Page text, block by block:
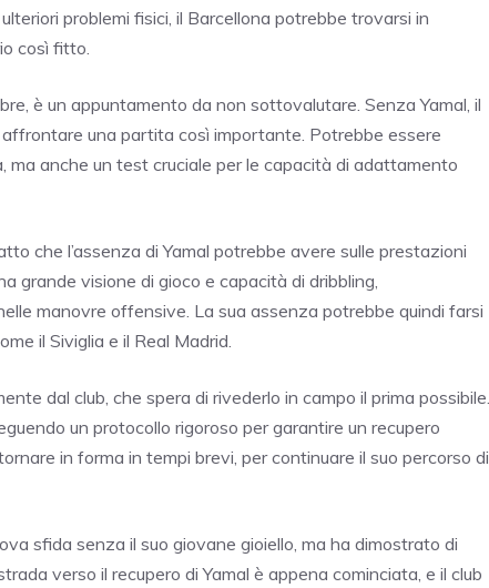
problemi fisici, il Barcellona potrebbe trovarsi in
così fitto.
è un appuntamento da non sottovalutare. Senza Yamal, il
una partita così importante. Potrebbe essere
ma anche un test cruciale per le capacità di adattamento
che l’assenza di Yamal potrebbe avere sulle prestazioni
grande visione di gioco e capacità di dribbling,
manovre offensive. La sua assenza potrebbe quindi farsi
il Siviglia e il Real Madrid.
dal club, che spera di rivederlo in campo il prima possibile.
un protocollo rigoroso per garantire un recupero
in forma in tempi brevi, per continuare il suo percorso di
sfida senza il suo giovane gioiello, ma ha dimostrato di
verso il recupero di Yamal è appena cominciata, e il club